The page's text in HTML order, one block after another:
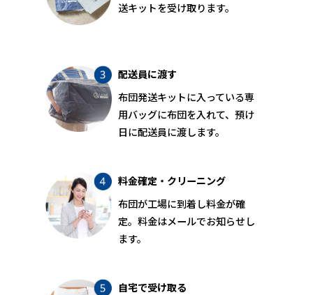
送キットを受け取ります。
配送員に渡す
布団発送キットに入っている専
用バッグに布団を入れて、預け
日に配送員に渡します。
料金確定・クリーニング
布団が工場に到着し料金が確
定。料金はメールでお知らせし
ます。
自宅で受け取る